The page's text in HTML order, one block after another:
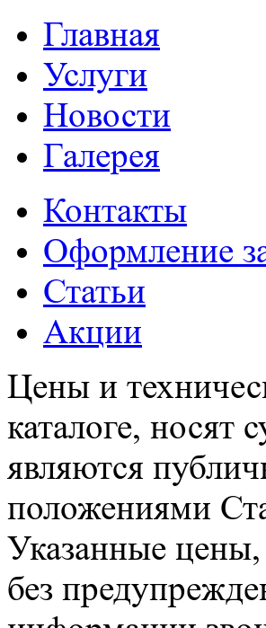
Главная
Услуги
Новости
Галерея
Контакты
Оформление
Статьи
Акции
Цены и
каталоге, носят
являются
положениями
Указанные
без